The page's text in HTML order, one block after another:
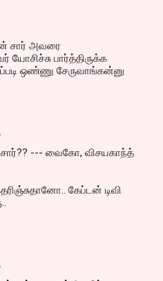
சார் அவரை
பார்த்திருக்க
ஒண்ணு சேருவாங்கன்னு
--- வைகோ, விசயகாந்த்
கேப்டன் டிவி